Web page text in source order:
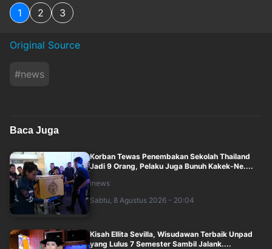
1 2 3
Original Source
#news
Baca Juga
Korban Tewas Penembakan Sekolah Thailand
Jadi 9 Orang, Pelaku Juga Bunuh Kakek-Ne....
inews
Sabtu, 8 Agustus 2026 - 20:04
Kisah Ellita Sevilla, Wisudawan Terbaik Unpad
yang Lulus 7 Semester Sambil Jalank....